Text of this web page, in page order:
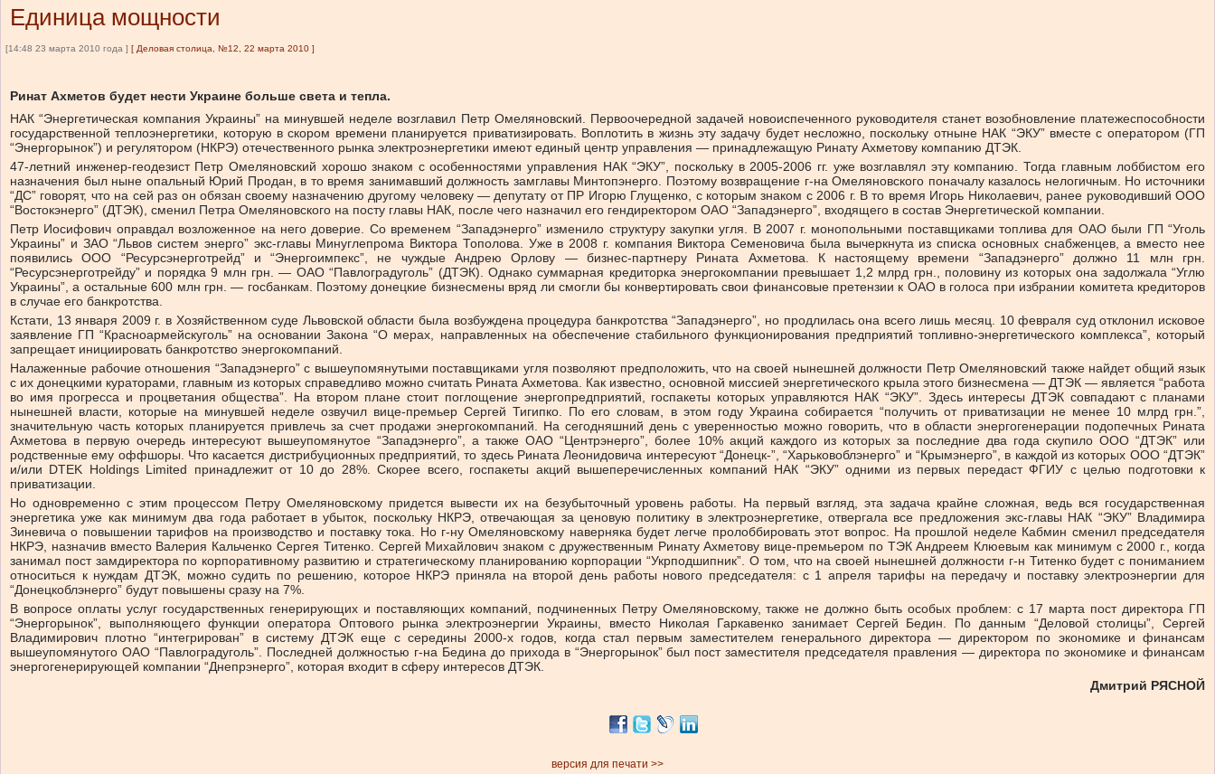
Единица мощности
[14:48 23 марта 2010 года ] [ Деловая столица, №12, 22 марта 2010 ]
Ринат Ахметов будет нести Украине больше света и тепла.
НАК “Энергетическая компания Украины” на минувшей неделе возглавил Петр Омеляновский. Первоочередной задачей новоиспеченного руководителя станет возобновление платежеспособности
государственной теплоэнергетики, которую в скором времени планируется приватизировать. Воплотить в жизнь эту задачу будет несложно, поскольку отныне НАК “ЭКУ” вместе с оператором (ГП
“Энергорынок”) и регулятором (НКРЭ) отечественного рынка электроэнергетики имеют единый центр управления — принадлежащую Ринату Ахметову компанию ДТЭК.
47-летний инженер-геодезист Петр Омеляновский хорошо знаком с особенностями управления НАК “ЭКУ”, поскольку в 2005-2006 гг. уже возглавлял эту компанию. Тогда главным лоббистом его
назначения был ныне опальный Юрий Продан, в то время занимавший должность замглавы Минтопэнерго. Поэтому возвращение г-на Омеляновского поначалу казалось нелогичным. Но источники
“ДС” говорят, что на сей раз он обязан своему назначению другому человеку — депутату от ПР Игорю Глущенко, с которым знаком с 2006 г. В то время Игорь Николаевич, ранее руководивший ООО
“Востокэнерго” (ДТЭК), сменил Петра Омеляновского на посту главы НАК, после чего назначил его гендиректором ОАО “Западэнерго”, входящего в состав Энергетической компании.
Петр Иосифович оправдал возложенное на него доверие. Со временем “Западэнерго” изменило структуру закупки угля. В 2007 г. монопольными поставщиками топлива для ОАО были ГП “Уголь
Украины” и ЗАО “Львов систем энерго” экс-главы Минуглепрома Виктора Тополова. Уже в 2008 г. компания Виктора Семеновича была вычеркнута из списка основных снабженцев, а вместо нее
появились ООО “Ресурсэнерготрейд” и “Энергоимпекс”, не чуждые Андрею Орлову — бизнес-партнеру Рината Ахметова. К настоящему времени “Западэнерго” должно 11 млн грн.
“Ресурсэнерготрейду” и порядка 9 млн грн. — ОАО “Павлоградуголь” (ДТЭК). Однако суммарная кредиторка энергокомпании превышает 1,2 млрд грн., половину из которых она задолжала “Углю
Украины”, а остальные 600 млн грн. — госбанкам. Поэтому донецкие бизнесмены вряд ли смогли бы конвертировать свои финансовые претензии к ОАО в голоса при избрании комитета кредиторов
в случае его банкротства.
Кстати, 13 января 2009 г. в Хозяйственном суде Львовской области была возбуждена процедура банкротства “Западэнерго”, но продлилась она всего лишь месяц. 10 февраля суд отклонил исковое
заявление ГП “Красноармейскуголь” на основании Закона “О мерах, направленных на обеспечение стабильного функционирования предприятий топливно-энергетического комплекса”, который
запрещает инициировать банкротство энергокомпаний.
Налаженные рабочие отношения “Западэнерго” с вышеупомянутыми поставщиками угля позволяют предположить, что на своей нынешней должности Петр Омеляновский также найдет общий язык
с их донецкими кураторами, главным из которых справедливо можно считать Рината Ахметова. Как известно, основной миссией энергетического крыла этого бизнесмена — ДТЭК — является “работа
во имя прогресса и процветания общества”. На втором плане стоит поглощение энергопредприятий, госпакеты которых управляются НАК “ЭКУ”. Здесь интересы ДТЭК совпадают с планами
нынешней власти, которые на минувшей неделе озвучил вице-премьер Сергей Тигипко. По его словам, в этом году Украина собирается “получить от приватизации не менее 10 млрд грн.”,
значительную часть которых планируется привлечь за счет продажи энергокомпаний. На сегодняшний день с уверенностью можно говорить, что в области энергогенерации подопечных Рината
Ахметова в первую очередь интересуют вышеупомянутое “Западэнерго”, а также ОАО “Центрэнерго”, более 10% акций каждого из которых за последние два года скупило ООО “ДТЭК” или
родственные ему оффшоры. Что касается дистрибуционных предприятий, то здесь Рината Леонидовича интересуют “Донецк-”, “Харьковоблэнерго” и “Крымэнерго”, в каждой из которых ООО “ДТЭК”
и/или DTEK Holdings Limited принадлежит от 10 до 28%. Скорее всего, госпакеты акций вышеперечисленных компаний НАК “ЭКУ” одними из первых передаст ФГИУ с целью подготовки к
приватизации.
Но одновременно с этим процессом Петру Омеляновскому придется вывести их на безубыточный уровень работы. На первый взгляд, эта задача крайне сложная, ведь вся государственная
энергетика уже как минимум два года работает в убыток, поскольку НКРЭ, отвечающая за ценовую политику в электроэнергетике, отвергала все предложения экс-главы НАК “ЭКУ” Владимира
Зиневича о повышении тарифов на производство и поставку тока. Но г-ну Омеляновскому наверняка будет легче пролоббировать этот вопрос. На прошлой неделе Кабмин сменил председателя
НКРЭ, назначив вместо Валерия Кальченко Сергея Титенко. Сергей Михайлович знаком с дружественным Ринату Ахметову вице-премьером по ТЭК Андреем Клюевым как минимум с 2000 г., когда
занимал пост замдиректора по корпоративному развитию и стратегическому планированию корпорации “Укрподшипник”. О том, что на своей нынешней должности г-н Титенко будет с пониманием
относиться к нуждам ДТЭК, можно судить по решению, которое НКРЭ приняла на второй день работы нового председателя: с 1 апреля тарифы на передачу и поставку электроэнергии для
“Донецкоблэнерго” будут повышены сразу на 7%.
В вопросе оплаты услуг государственных генерирующих и поставляющих компаний, подчиненных Петру Омеляновскому, также не должно быть особых проблем: с 17 марта пост директора ГП
“Энергорынок”, выполняющего функции оператора Оптового рынка электроэнергии Украины, вместо Николая Гаркавенко занимает Сергей Бедин. По данным “Деловой столицы”, Сергей
Владимирович плотно “интегрирован” в систему ДТЭК еще с середины 2000-х годов, когда стал первым заместителем генерального директора — директором по экономике и финансам
вышеупомянутого ОАО “Павлоградуголь”. Последней должностью г-на Бедина до прихода в “Энергорынок” был пост заместителя председателя правления — директора по экономике и финансам
энергогенерирующей компании “Днепрэнерго”, которая входит в сферу интересов ДТЭК.
Дмитрий РЯСНОЙ
версия для печати >>